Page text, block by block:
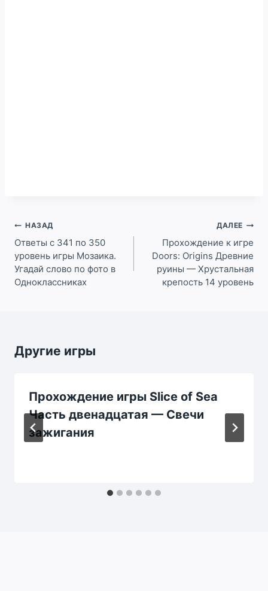
Навигация
по
записям
НАЗАД
Ответы с 341 по 350
уровень игры Мозаика.
Угадай слово по фото в
Одноклассниках
ДАЛЕЕ
Прохождение к игре
Doors: Origins Древние
руины — Хрустальная
крепость 14 уровень
Другие игры
Прохождение игры Slice of Sea
Часть двенадцатая — Свечи
зажигания